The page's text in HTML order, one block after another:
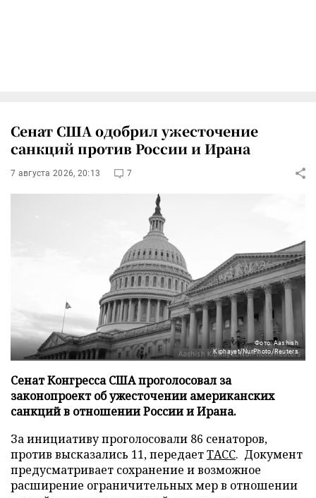
Сенат США одобрил ужесточение
санкций против России и Ирана
7 августа 2026, 20:13 7
Фото: Aashish
Kiphayet/NurPhoto/Reuters
Сенат Конгресса США проголосовал за
законопроект об ужесточении американских
санкций в отношении России и Ирана.
За инициативу проголосовали 86 сенаторов,
против высказались 11, передаетТАСС. Документ
предусматривает сохранение и возможное
расширение ограничительных мер в отношении